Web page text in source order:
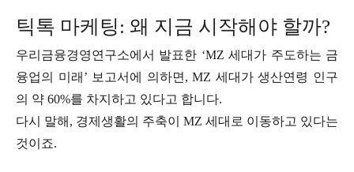
틱톡 마케팅: 왜 지금 시작해야 할까?
우리금융경영연구소에서 발표한 ‘MZ 세대가 주도하는 금
융업의 미래’ 보고서에 의하면, MZ 세대가 생산연령 인구
의 약 60%를 차지하고 있다고 합니다.
다시 말해, 경제생활의 주축이 MZ 세대로 이동하고 있다는
것이죠.